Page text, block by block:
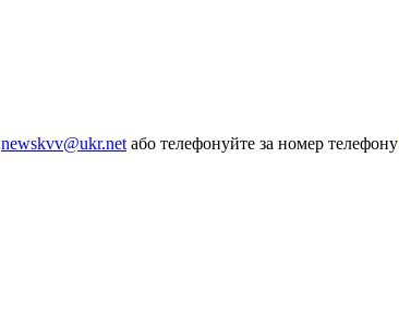
newskvv@ukr.netабо телефонуйте за номер телефону